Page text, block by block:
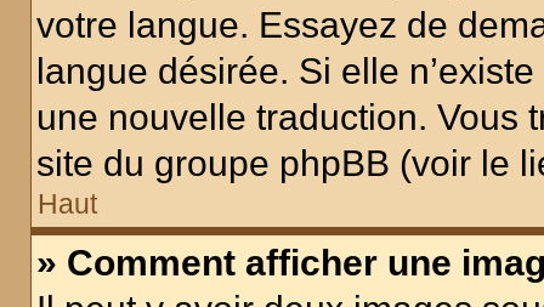
votre langue. Essayez de
langue désirée. Si elle
une nouvelle traduction. Vous
site du groupe phpBB (voir le
Haut
» Comment afficher une